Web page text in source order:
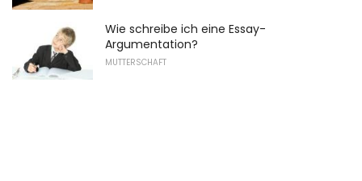
Wie schreibe ich eine Essay-
Argumentation?
MUTTERSCHAFT